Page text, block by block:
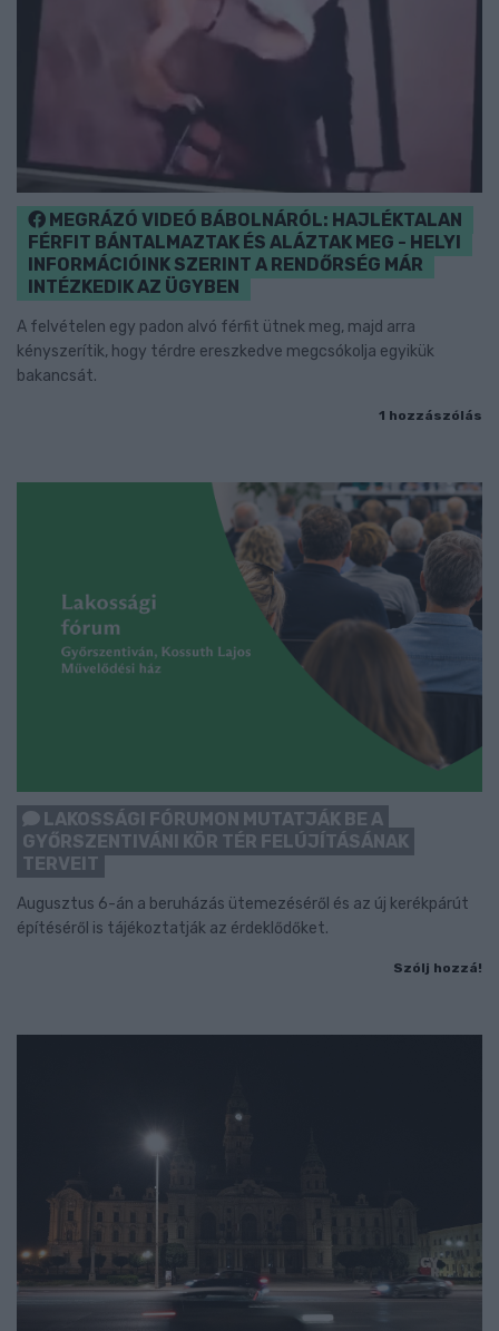
MEGRÁZÓ VIDEÓ BÁBOLNÁRÓL: HAJLÉKTALAN
FÉRFIT BÁNTALMAZTAK ÉS ALÁZTAK MEG - HELYI
INFORMÁCIÓINK SZERINT A RENDŐRSÉG MÁR
INTÉZKEDIK AZ ÜGYBEN
A felvételen egy padon alvó férfit ütnek meg, majd arra
kényszerítik, hogy térdre ereszkedve megcsókolja egyikük
bakancsát.
1 hozzászólás
LAKOSSÁGI FÓRUMON MUTATJÁK BE A
GYŐRSZENTIVÁNI KÖR TÉR FELÚJÍTÁSÁNAK
TERVEIT
Augusztus 6-án a beruházás ütemezéséről és az új kerékpárút
építéséről is tájékoztatják az érdeklődőket.
Szólj hozzá!